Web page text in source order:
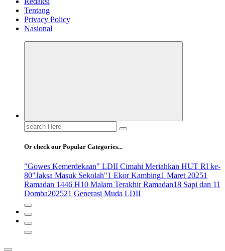
Tentang
Privacy Policy
Nasional
Search
for:
Or check our Popular Categories...
"Gowes Kemerdekaan" LDII Cimahi Meriahkan HUT RI ke-
80"Jaksa Masuk Sekolah"1 Ekor Kambing1 Maret 20251
Ramadan 1446 H10 Malam Terakhir Ramadan18 Sapi dan 11
Domba202521 Generasi Muda LDII